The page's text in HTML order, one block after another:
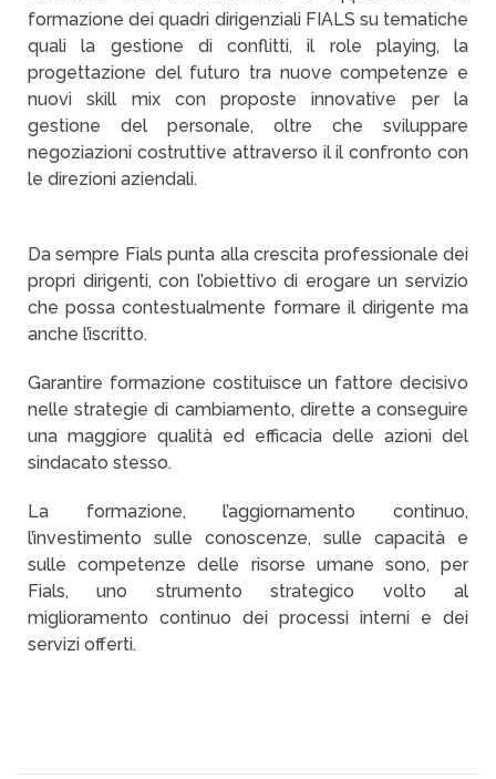
formazione dei quadri dirigenziali FIALS su tematiche
quali la gestione di conflitti, il role playing, la
progettazione del futuro tra nuove competenze e
nuovi skill mix con proposte innovative per la
gestione del personale, oltre che sviluppare
negoziazioni costruttive attraverso il il confronto con
le direzioni aziendali.
Da sempre Fials punta alla crescita professionale dei
propri dirigenti, con l’obiettivo di erogare un servizio
che possa contestualmente formare il dirigente ma
anche l’iscritto.
Garantire formazione costituisce un fattore decisivo
nelle strategie di cambiamento, dirette a conseguire
una maggiore qualità ed efficacia delle azioni del
sindacato stesso.
La formazione, l’aggiornamento continuo,
l’investimento sulle conoscenze, sulle capacità e
sulle competenze delle risorse umane sono, per
Fials, uno strumento strategico volto al
miglioramento continuo dei processi interni e dei
servizi offerti.